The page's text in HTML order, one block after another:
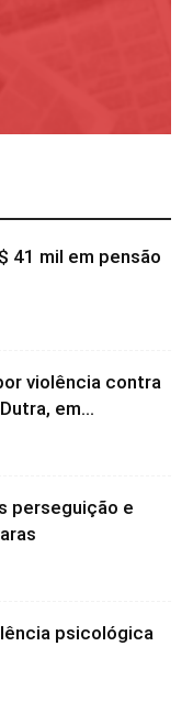
41 mil em pensão
violência contra
em...
perseguição e
psicológica